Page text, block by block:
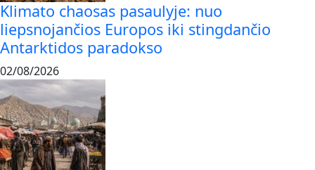
Klimato chaosas pasaulyje: nuo
liepsnojančios Europos iki stingdančio
Antarktidos paradokso
02/08/2026